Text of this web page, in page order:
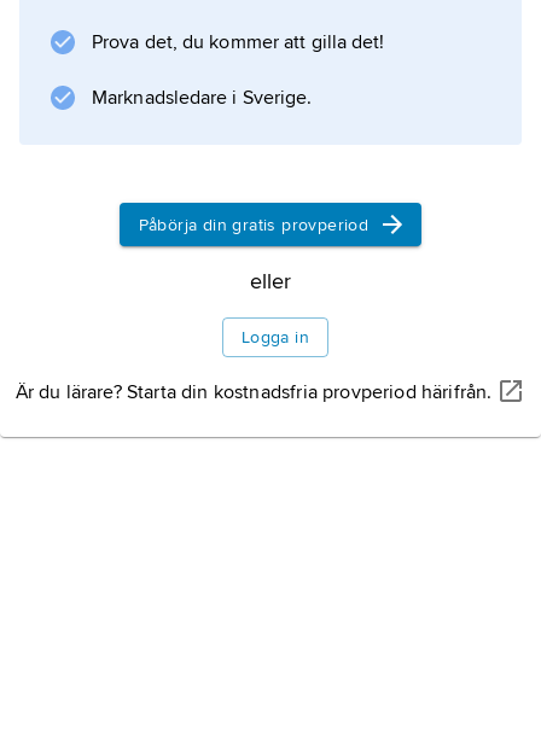
Prova det, du kommer att gilla det!
Marknadsledare i Sverige.
Påbörja din gratis provperiod
eller
Logga in
Är du lärare? Starta din kostnadsfria provperiod härifrån.